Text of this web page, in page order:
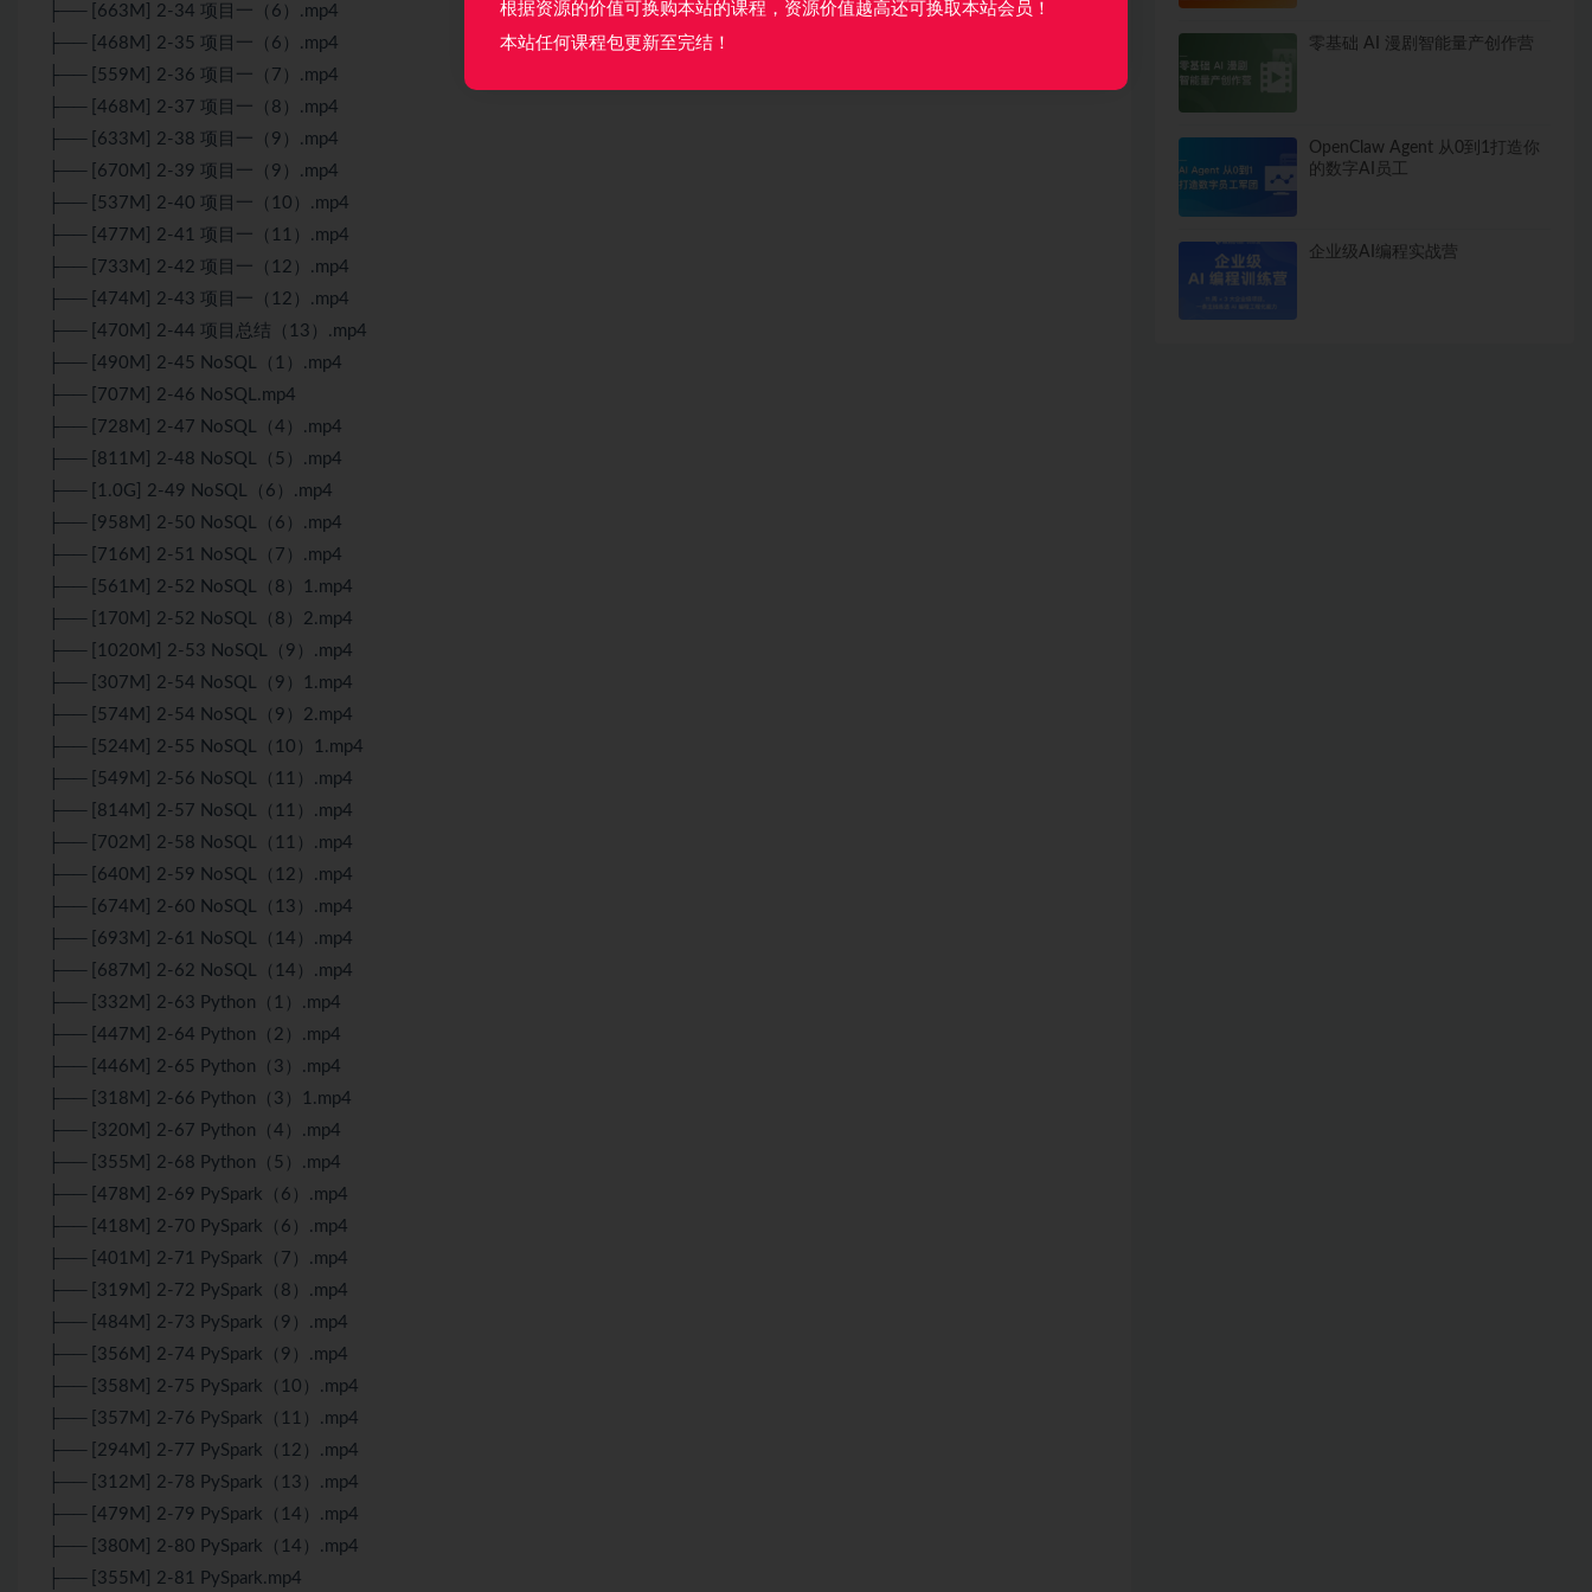
├── [663M] 2-34 项目一（6）.mp4
├── [468M] 2-35 项目一（6）.mp4
├── [559M] 2-36 项目一（7）.mp4
├── [468M] 2-37 项目一（8）.mp4
├── [633M] 2-38 项目一（9）.mp4
├── [670M] 2-39 项目一（9）.mp4
├── [537M] 2-40 项目一（10）.mp4
├── [477M] 2-41 项目一（11）.mp4
├── [733M] 2-42 项目一（12）.mp4
├── [474M] 2-43 项目一（12）.mp4
├── [470M] 2-44 项目总结（13）.mp4
├── [490M] 2-45 NoSQL（1）.mp4
├── [707M] 2-46 NoSQL.mp4
├── [728M] 2-47 NoSQL（4）.mp4
├── [811M] 2-48 NoSQL（5）.mp4
├── [1.0G] 2-49 NoSQL（6）.mp4
├── [958M] 2-50 NoSQL（6）.mp4
├── [716M] 2-51 NoSQL（7）.mp4
├── [561M] 2-52 NoSQL（8）1.mp4
├── [170M] 2-52 NoSQL（8）2.mp4
├── [1020M] 2-53 NoSQL（9）.mp4
├── [307M] 2-54 NoSQL（9）1.mp4
├── [574M] 2-54 NoSQL（9）2.mp4
├── [524M] 2-55 NoSQL（10）1.mp4
├── [549M] 2-56 NoSQL（11）.mp4
├── [814M] 2-57 NoSQL（11）.mp4
├── [702M] 2-58 NoSQL（11）.mp4
├── [640M] 2-59 NoSQL（12）.mp4
├── [674M] 2-60 NoSQL（13）.mp4
├── [693M] 2-61 NoSQL（14）.mp4
├── [687M] 2-62 NoSQL（14）.mp4
├── [332M] 2-63 Python（1）.mp4
├── [447M] 2-64 Python（2）.mp4
├── [446M] 2-65 Python（3）.mp4
├── [318M] 2-66 Python（3）1.mp4
├── [320M] 2-67 Python（4）.mp4
├── [355M] 2-68 Python（5）.mp4
├── [478M] 2-69 PySpark（6）.mp4
├── [418M] 2-70 PySpark（6）.mp4
├── [401M] 2-71 PySpark（7）.mp4
├── [319M] 2-72 PySpark（8）.mp4
├── [484M] 2-73 PySpark（9）.mp4
├── [356M] 2-74 PySpark（9）.mp4
├── [358M] 2-75 PySpark（10）.mp4
├── [357M] 2-76 PySpark（11）.mp4
├── [294M] 2-77 PySpark（12）.mp4
├── [312M] 2-78 PySpark（13）.mp4
├── [479M] 2-79 PySpark（14）.mp4
├── [380M] 2-80 PySpark（14）.mp4
├── [355M] 2-81 PySpark.mp4
零基础 AI 漫剧智能量产创作营
OpenClaw Agent 从0到1打造你
的数字AI员工
企业级AI编程实战营
根据资源的价值可换购本站的课程，资源价值越高还可换取本站会员！
本站任何课程包更新至完结！